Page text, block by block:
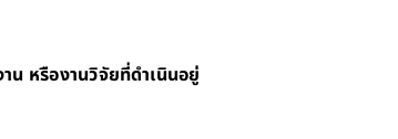
าน หรืองานวิจัยที่ดำเนินอยู่